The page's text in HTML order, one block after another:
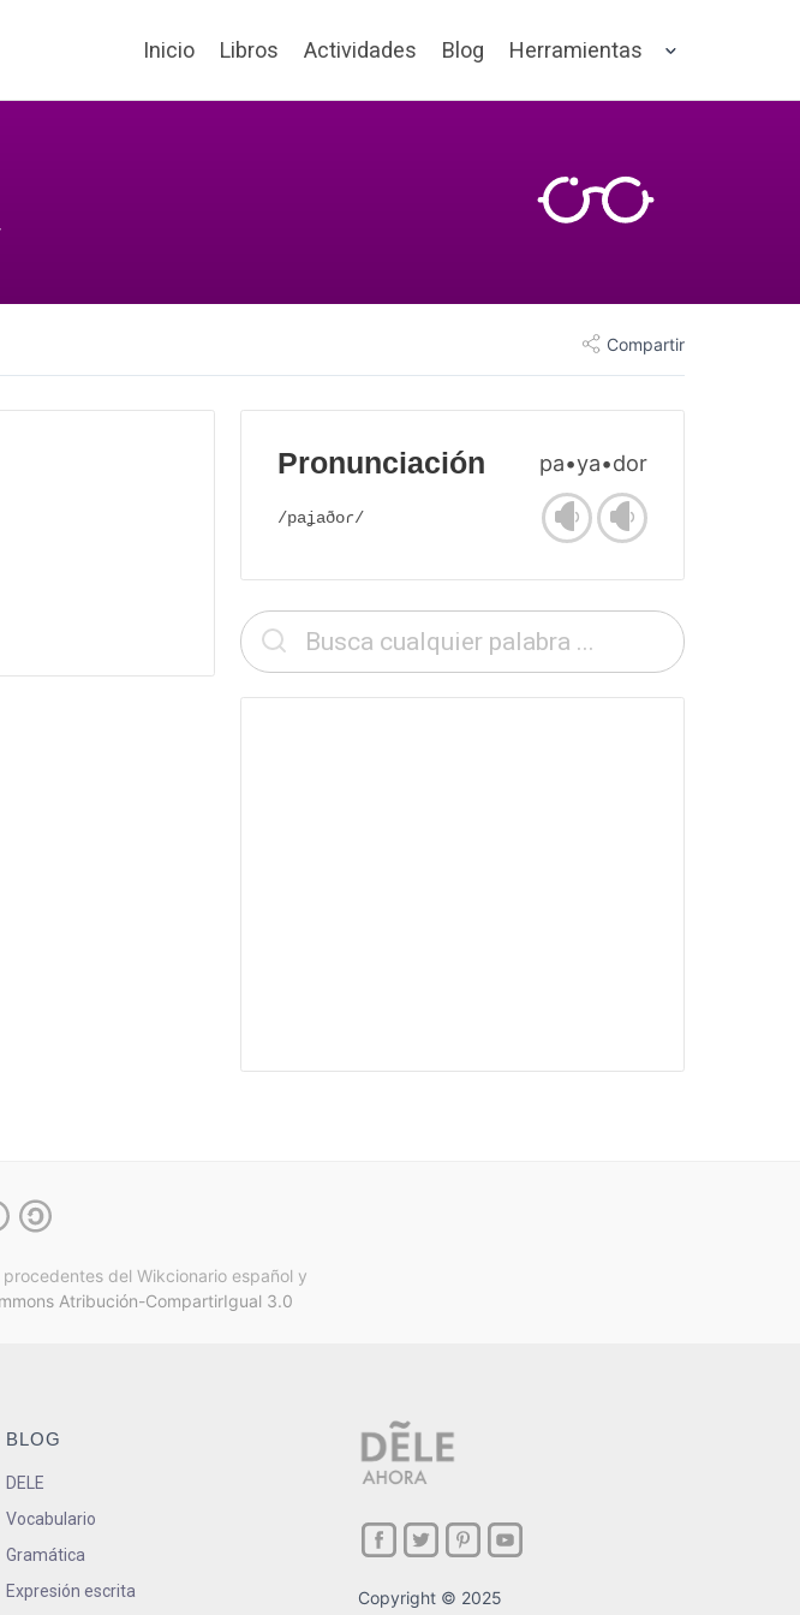
Inicio Libros Actividades Blog Herramientas
Compartir
Pronunciación pa•ya•dor
/paʝaðoɾ/
del Wikcionario español y
Atribución-CompartirIgual 3.0
BLOG
DELE
Vocabulario
Gramática
Expresión escrita
Copyright © 2025